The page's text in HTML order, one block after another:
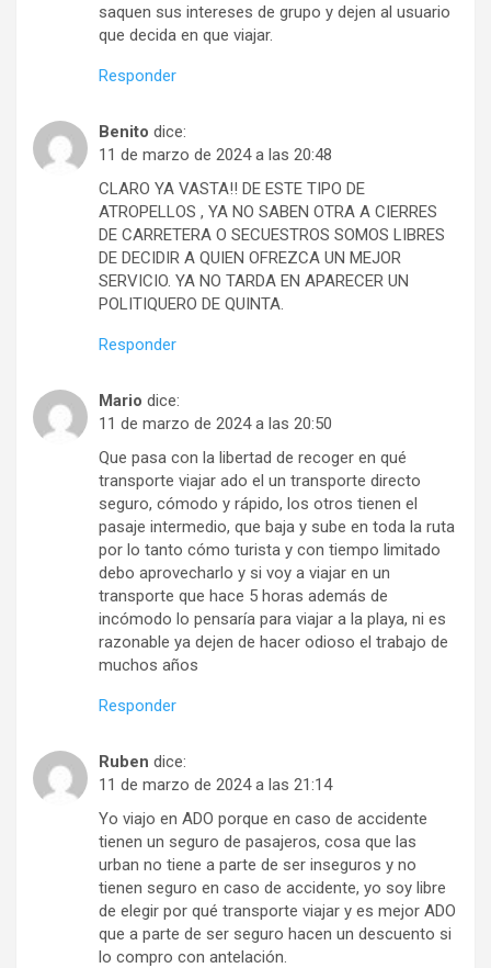
saquen sus intereses de grupo y dejen al usuario
que decida en que viajar.
Responder
Benito dice:
11 de marzo de 2024 a las 20:48
CLARO YA VASTA!! DE ESTE TIPO DE
ATROPELLOS , YA NO SABEN OTRA A CIERRES
DE CARRETERA O SECUESTROS SOMOS LIBRES
DE DECIDIR A QUIEN OFREZCA UN MEJOR
SERVICIO. YA NO TARDA EN APARECER UN
POLITIQUERO DE QUINTA.
Responder
Mario dice:
11 de marzo de 2024 a las 20:50
Que pasa con la libertad de recoger en qué
transporte viajar ado el un transporte directo
seguro, cómodo y rápido, los otros tienen el
pasaje intermedio, que baja y sube en toda la ruta
por lo tanto cómo turista y con tiempo limitado
debo aprovecharlo y si voy a viajar en un
transporte que hace 5 horas además de
incómodo lo pensaría para viajar a la playa, ni es
razonable ya dejen de hacer odioso el trabajo de
muchos años
Responder
Ruben dice:
11 de marzo de 2024 a las 21:14
Yo viajo en ADO porque en caso de accidente
tienen un seguro de pasajeros, cosa que las
urban no tiene a parte de ser inseguros y no
tienen seguro en caso de accidente, yo soy libre
de elegir por qué transporte viajar y es mejor ADO
que a parte de ser seguro hacen un descuento si
lo compro con antelación.